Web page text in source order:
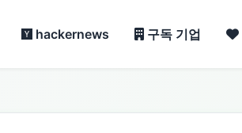
hackernews 구독 기업